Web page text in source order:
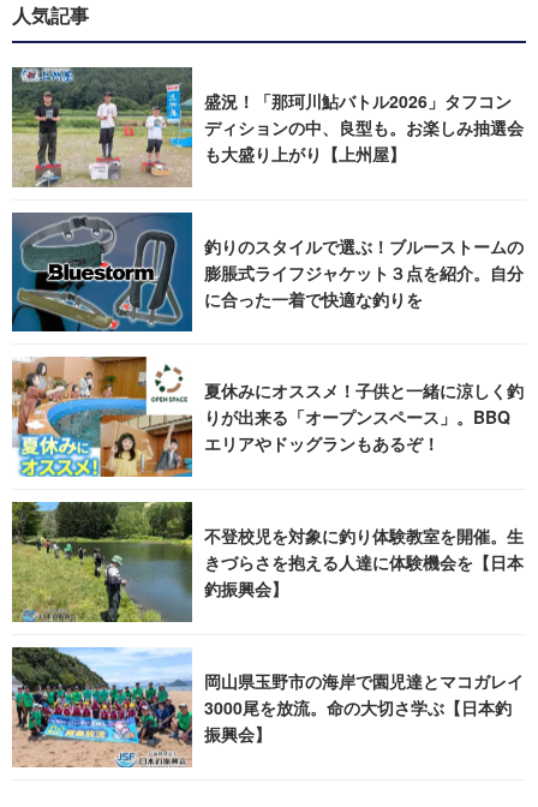
人気記事
盛況！「那珂川鮎バトル2026」タフコン
ディションの中、良型も。お楽しみ抽選会
も大盛り上がり【上州屋】
釣りのスタイルで選ぶ！ブルーストームの
膨脹式ライフジャケット３点を紹介。自分
に合った一着で快適な釣りを
夏休みにオススメ！子供と一緒に涼しく釣
りが出来る「オープンスペース」。BBQ
エリアやドッグランもあるぞ！
不登校児を対象に釣り体験教室を開催。生
きづらさを抱える人達に体験機会を【日本
釣振興会】
岡山県玉野市の海岸で園児達とマコガレイ
3000尾を放流。命の大切さ学ぶ【日本釣
振興会】